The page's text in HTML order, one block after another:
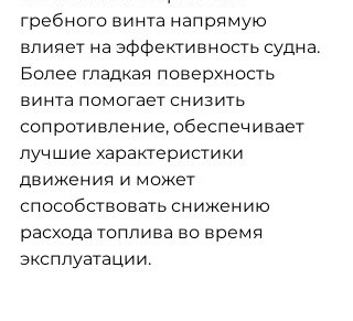
гребного винта напрямую
влияет на эффективность судна.
Более гладкая поверхность
винта помогает снизить
сопротивление, обеспечивает
лучшие характеристики
движения и может
способствовать снижению
расхода топлива во время
эксплуатации.